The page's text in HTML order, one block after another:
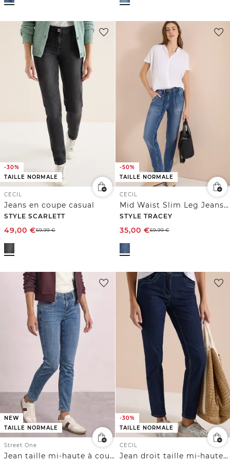
-30%
TAILLE NORMALE
CECIL
Jeans en coupe casual
STYLE SCARLETT
49,00 €69,99€
-50%
TAILLE NORMALE
CECIL
Mid Waist Slim Leg Jeans dans un Casual Fit
STYLE TRACEY
35,00 €69,99€
NEW
TAILLE NORMALE
Street One
Jean taille mi-haute à coupe Straight Leg et ajustée
-30%
TAILLE NORMALE
CECIL
Jean droit taille mi-haute coupe casual